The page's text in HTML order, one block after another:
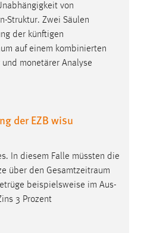
von
Struktur. Zwei Säulen
der künftigen
auf einem kombinierten
monetärer Analyse
der EZB wisu
In diesem Falle müssten die
über den Gesamtzeitraum
beispielsweise im Aus-
3 Prozent